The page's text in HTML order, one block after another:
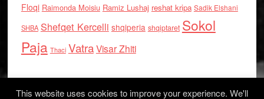
Floqi Raimonda Moisiu Ramiz Lushaj reshat kripa Sadik Elshani
SHBA Shefqet Kercelli shqiperia shqiptaret Sokol
Paja Thaci VatraVisar Zhiti
This website uses cookies to improve your experience. We'll